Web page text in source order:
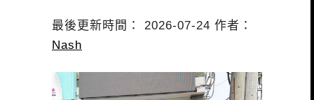
最後更新時間： 2026-07-24 作者：
Nash